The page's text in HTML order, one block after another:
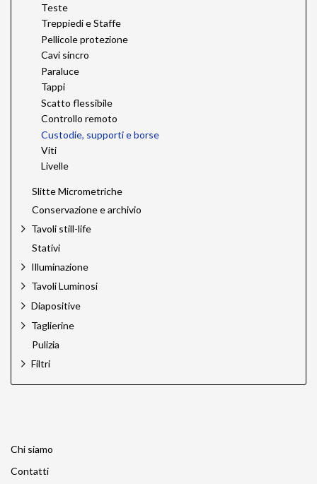
Teste
Treppiedi e Staffe
Pellicole protezione
Cavi sincro
Paraluce
Tappi
Scatto flessibile
Controllo remoto
Custodie, supporti e borse
Viti
Livelle
Slitte Micrometriche
Conservazione e archivio
Tavoli still-life
Stativi
Illuminazione
Tavoli Luminosi
Diapositive
Taglierine
Pulizia
Filtri
Chi siamo
Contatti